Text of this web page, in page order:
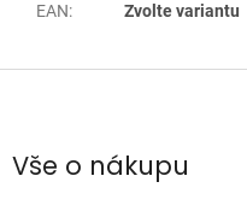
EAN: Zvolte variantu
Z
pVše o nákupu